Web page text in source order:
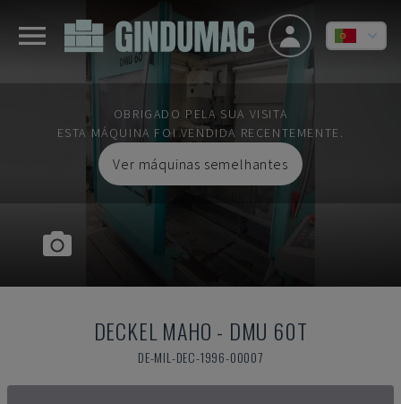
OBRIGADO PELA SUA VISITA
ESTA MÁQUINA FOI VENDIDA RECENTEMENTE.
Ver máquinas semelhantes
DECKEL MAHO - DMU 60T
DE-MIL-DEC-1996-00007